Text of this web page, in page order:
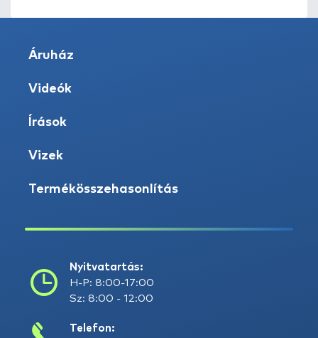
Áruház
Videók
Írások
Vizek
Termékösszehasonlítás
Nyitvatartás:
H-P: 8:00-17:00
Sz: 8:00 - 12:00
Telefon: